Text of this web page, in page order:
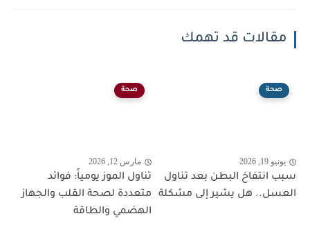
مقالات قد تهمك
صحة
يونيو 19, 2026
سبب انتفاخ البطن بعد تناول
العسل.. هل يشير إلى مشكلة
صحة
مارس 12, 2026
تناول الموز يومياً: فوائد
متعددة لصحة القلب والجهاز
الهضمي والطاقة